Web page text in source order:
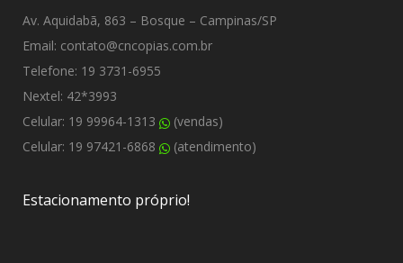
Av. Aquidabã, 863 – Bosque – Campinas/SP
Email: contato@cncopias.com.br
Telefone: 19 3731-6955
Nextel: 42*3993
Celular: 19 99964-1313
(vendas)
Celular: 19 97421-6868
(atendimento)
Estacionamento próprio!